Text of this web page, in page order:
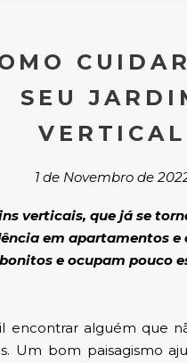
SEU
VERTICAL
1 de Novembro de
em apartamentos e
bonitos e ocupam pouco
encontrar alguém que
Um bom paisagismo